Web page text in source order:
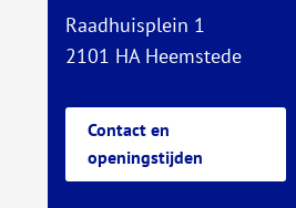
externe
website)
Raadhuisplein 1
2101 HA Heemstede
Contact en
openingstijden